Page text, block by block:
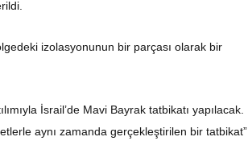
izolasyonunun bir parçası olarak bir
İsrail’de Mavi Bayrak tatbikatı yapılacak.
aynı zamanda gerçekleştirilen bir tatbikat”